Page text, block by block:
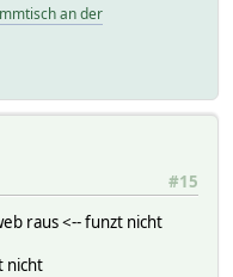
an der
#15
raus <-- funzt nicht
nicht